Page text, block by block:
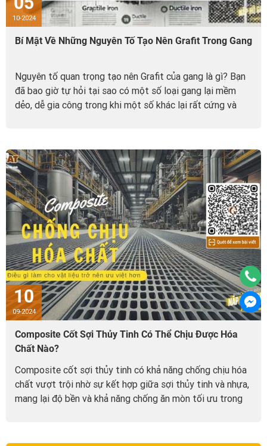
10-2024
Bí Mật Về Những Nguyên Tố Tạo Nên Grafit Trong Gang
Nguyên tố quan trọng tạo nên Grafit của gang là gì? Bạn
đã bao giờ tự hỏi tại sao có một số loại gang lại mềm
dẻo, dễ gia công trong khi một số khác lại rất cứng và
10
09-2024
Composite Cốt Sợi Thủy Tinh Có Thể Chịu Được Hóa
Chất Nào?
Composite cốt sợi thủy tinh có khả năng chống chịu hóa
chất vượt trội nhờ sự kết hợp giữa sợi thủy tinh và nhựa,
mang lại độ bền và khả năng chống ăn mòn tối ưu trong